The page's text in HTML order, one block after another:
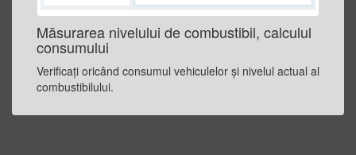
Măsurarea nivelului de combustibil, calculul
consumului
Verificați oricând consumul vehiculelor și nivelul actual al
combustibilului.